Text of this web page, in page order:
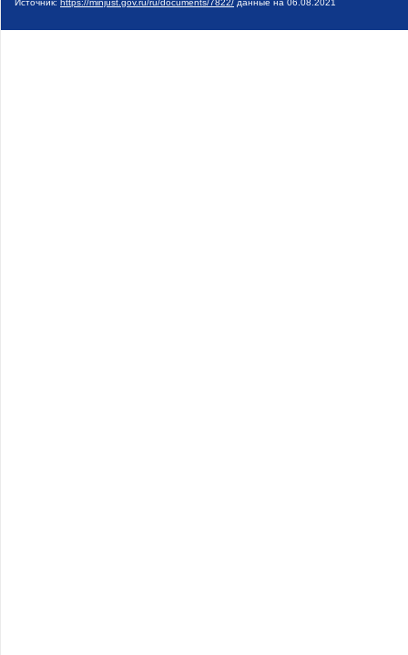
Источник: https://minjust.gov.ru/ru/documents/7822/ данные на 06.08.2021